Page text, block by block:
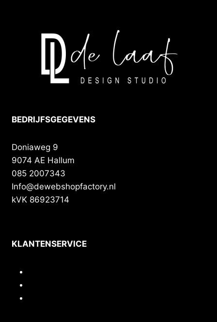
BEDRIJFSGEGEVENS
Doniaweg 9
9074 AE Hallum
085 2007343
Info@dewebshopfactory.nl
kVK 86923714
KLANTENSERVICE